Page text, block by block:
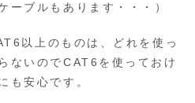
ーブルもあります・・・）
以上のものは、どれを使っ
ないのでCAT6を使っておけ
も安心です。